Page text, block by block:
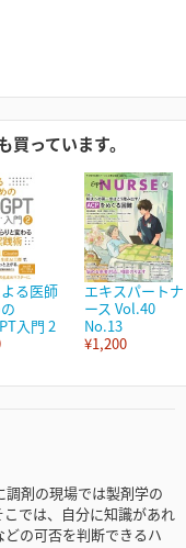
っています。
る医師
入門 2
エキスパートナ
ース Vol.40
No.13
¥1,200
調剤の現場では製剤学の
では、自分に知識があれ
の可否を判断できるハ